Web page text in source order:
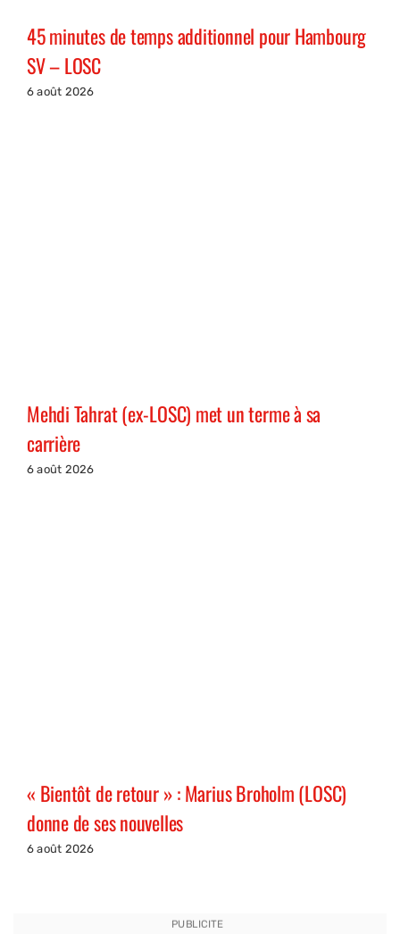
45 minutes de temps additionnel pour Hambourg
SV – LOSC
6 août 2026
Mehdi Tahrat (ex-LOSC) met un terme à sa
carrière
6 août 2026
« Bientôt de retour » : Marius Broholm (LOSC)
donne de ses nouvelles
6 août 2026
PUBLICITE